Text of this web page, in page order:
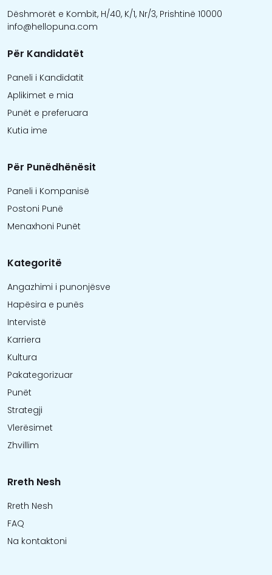
Dëshmorët e Kombit, H/40, K/1, Nr/3, Prishtinë 10000
info@hellopuna.com
Për Kandidatët
Paneli i Kandidatit
Aplikimet e mia
Punët e preferuara
Kutia ime
Për Punëdhënësit
Paneli i Kompanisë
Postoni Punë
Menaxhoni Punët
Kategoritë
Angazhimi i punonjësve
Hapësira e punës
Intervistë
Karriera
Kultura
Pakategorizuar
Punët
Strategji
Vlerësimet
Zhvillim
Rreth Nesh
Rreth Nesh
FAQ
Na kontaktoni